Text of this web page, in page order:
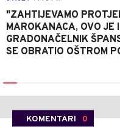
"ZAHTIJEVAMO
MAROKANACA, OVO JE
GRADONAČELNIK
SE OBRATIO OŠTROM
KOMENTARI 0